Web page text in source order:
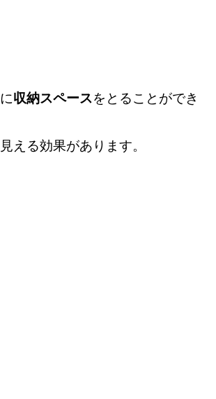
収納スペースをとることができ
える効果があります。